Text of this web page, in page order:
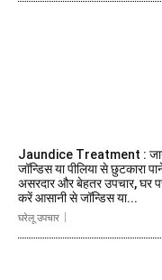
Jaundice Treatment :
जॉन्डिस या पीलिया से छुटकारा
असरदार और बेहतर उपचार, घर
करें आसानी से जॉन्डिस या...
घरेलू उपचार